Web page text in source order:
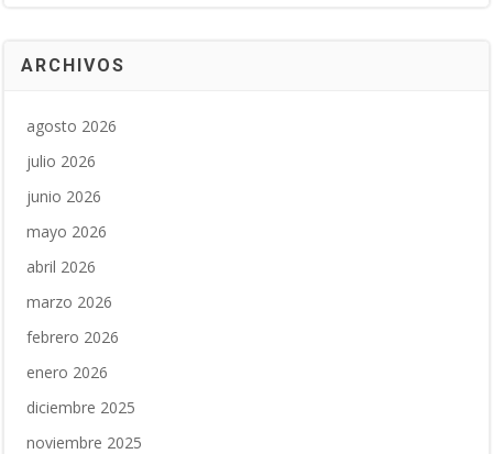
ARCHIVOS
agosto 2026
julio 2026
junio 2026
mayo 2026
abril 2026
marzo 2026
febrero 2026
enero 2026
diciembre 2025
noviembre 2025